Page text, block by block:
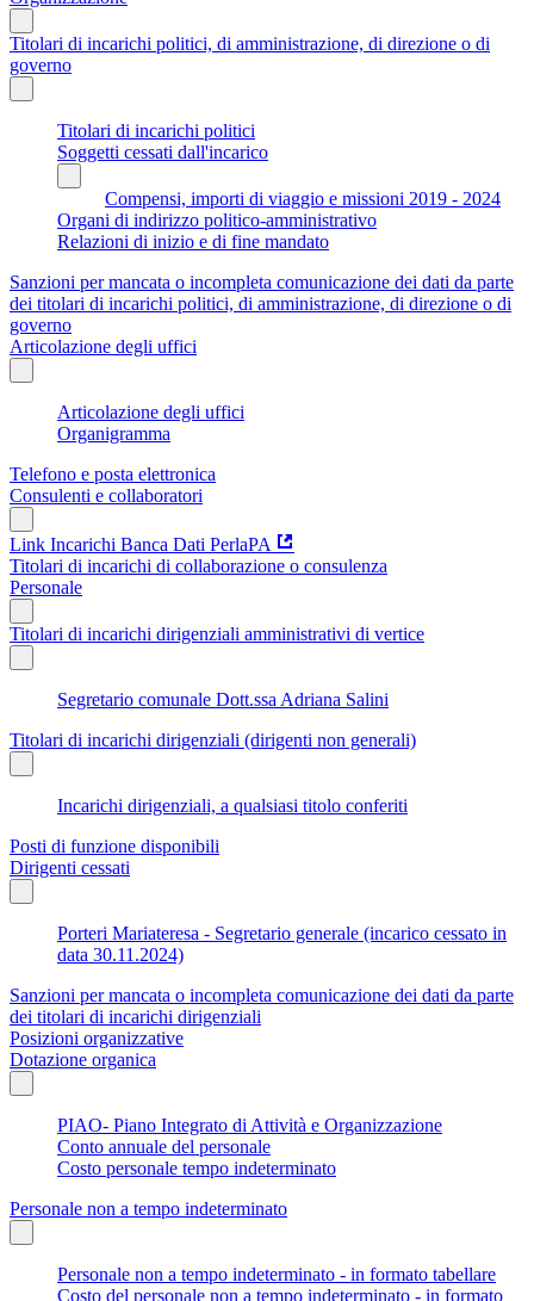
Titolari di incarichi politici, di amministrazione, di direzione o di
governo
Titolari di incarichi politici
Soggetti cessati dall'incarico
Compensi, importi di viaggio e missioni 2019 - 2024
Organi di indirizzo politico-amministrativo
Relazioni di inizio e di fine mandato
Sanzioni per mancata o incompleta comunicazione dei dati da parte
dei titolari di incarichi politici, di amministrazione, di direzione o di
governo
Articolazione degli uffici
Articolazione degli uffici
Organigramma
Telefono e posta elettronica
Consulenti e collaboratori
Link Incarichi Banca Dati PerlaPA
Titolari di incarichi di collaborazione o consulenza
Personale
Titolari di incarichi dirigenziali amministrativi di vertice
Segretario comunale Dott.ssa Adriana Salini
Titolari di incarichi dirigenziali (dirigenti non generali)
Incarichi dirigenziali, a qualsiasi titolo conferiti
Posti di funzione disponibili
Dirigenti cessati
Porteri Mariateresa - Segretario generale (incarico cessato in
data 30.11.2024)
Sanzioni per mancata o incompleta comunicazione dei dati da parte
dei titolari di incarichi dirigenziali
Posizioni organizzative
Dotazione organica
PIAO- Piano Integrato di Attività e Organizzazione
Conto annuale del personale
Costo personale tempo indeterminato
Personale non a tempo indeterminato
Personale non a tempo indeterminato - in formato tabellare
Costo del personale non a tempo indeterminato - in formato